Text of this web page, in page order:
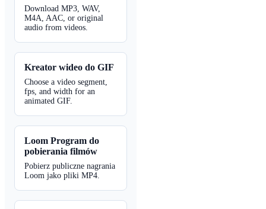
Download MP3, WAV,
M4A, AAC, or original
audio from videos.
Kreator wideo do GIF
Choose a video segment,
fps, and width for an
animated GIF.
Loom Program do
pobierania filmów
Pobierz publiczne nagrania
Loom jako pliki MP4.